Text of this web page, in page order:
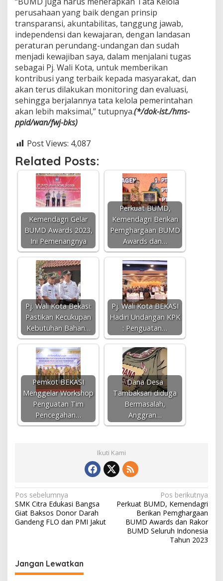
perusahaan yang baik dengan prinsip
transparansi, akuntabilitas, tanggung jawab,
independensi dan kewajaran, dengan landasan
peraturan perundang-undangan dan sudah
menjadi kewajiban saya, dalam menjalani tugas
sebagai Pj. Wali Kota, untuk memberikan
kontribusi yang terbaik kepada masyarakat, dan
akan terus dilakukan monitoring dan evaluasi,
sehingga berjalannya tata kelola pemerintahan
akan lebih maksimal,” tutupnya.(*/dok-ist./hms-
ppid/wan/fwj-bks)
Post Views: 4,087
Related Posts:
Kemendagri Gelar
BUMD Awards 2023,
Ini Pemenangnya
Perkuat BUMD,
Kemendagri Berikan
Pemghargaan BUMD
Awards dan…
Pj. Wali Kota Bekasi:
Pastikan Kecukupan
Kebutuhan Bahan…
Pj. Wali Kota BEKASI
Hadiri Undangan KPK
: Penguatan…
Pemkot BEKASI
Menggelar Workshop
Penguatan Tim
Pencegahan…
Dana Desa
Tambaksari diduga
Bermasalah,
Anggran…
Ikuti Kami
N
a
v
a
Pos sebelumnya
SMK Citra Edukasi Bangsa
Giat Baksos Donor Darah
Gandeng FLO dan PMI Jakut
Pos berikutnya
Perkuat BUMD, Kemendagri
Berikan Pemghargaan
BUMD Awards dan Rakor
BUMD Seluruh Indonesia
Tahun 2023
Jangan Lewatkan